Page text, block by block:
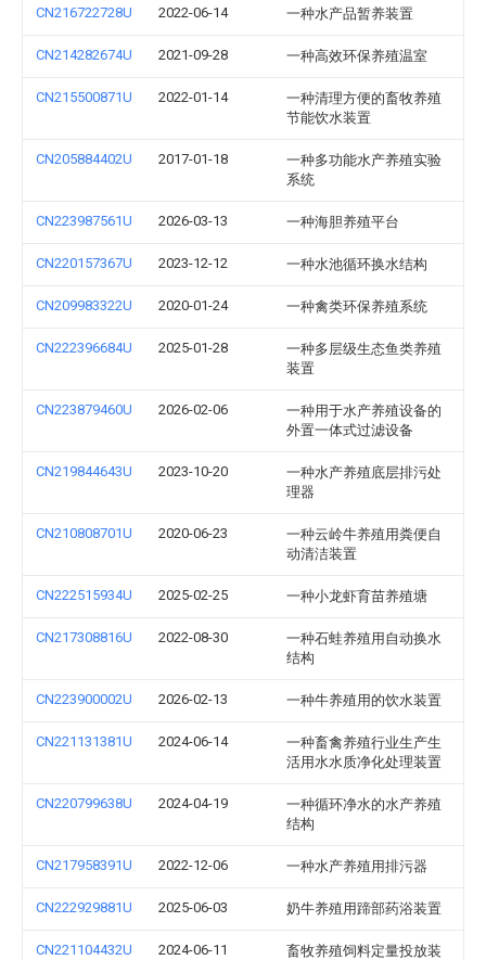
CN216722728U 2022-06-14 一种水产品暂养装置
CN214282674U 2021-09-28 一种高效环保养殖温室
CN215500871U 2022-01-14
一种清理方便的畜牧养殖
节能饮水装置
CN205884402U 2017-01-18
一种多功能水产养殖实验
系统
CN223987561U 2026-03-13 一种海胆养殖平台
CN220157367U 2023-12-12 一种水池循环换水结构
CN209983322U 2020-01-24 一种禽类环保养殖系统
CN222396684U 2025-01-28
一种多层级生态鱼类养殖
装置
CN223879460U 2026-02-06
一种用于水产养殖设备的
外置一体式过滤设备
CN219844643U 2023-10-20
一种水产养殖底层排污处
理器
CN210808701U 2020-06-23
一种云岭牛养殖用粪便自
动清洁装置
CN222515934U 2025-02-25 一种小龙虾育苗养殖塘
CN217308816U 2022-08-30
一种石蛙养殖用自动换水
结构
CN223900002U 2026-02-13 一种牛养殖用的饮水装置
CN221131381U 2024-06-14
一种畜禽养殖行业生产生
活用水水质净化处理装置
CN220799638U 2024-04-19
一种循环净水的水产养殖
结构
CN217958391U 2022-12-06 一种水产养殖用排污器
CN222929881U 2025-06-03 奶牛养殖用蹄部药浴装置
CN221104432U 2024-06-11
畜牧养殖饲料定量投放装